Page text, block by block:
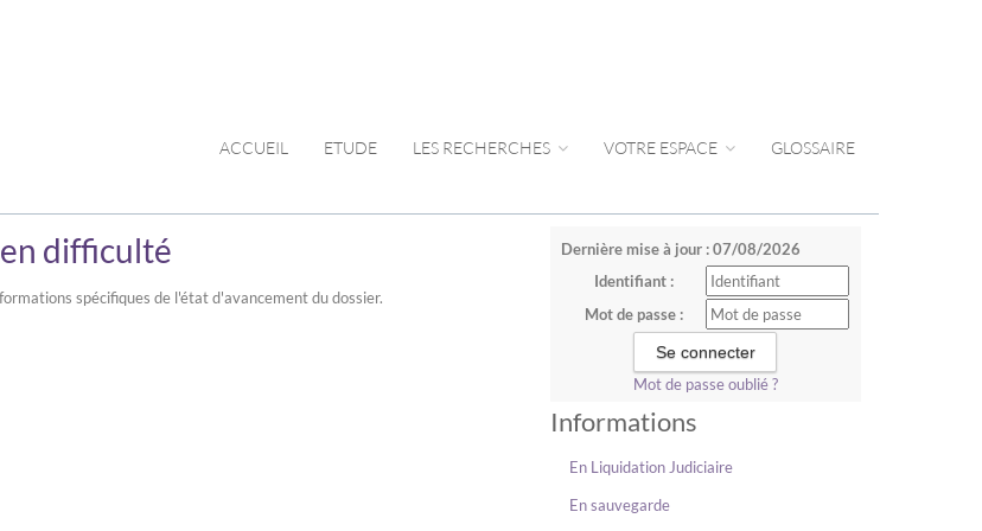
ACCUEIL ETUDE LES RECHERCHES VOTRE ESPACE GLOSSAIRE
Dernière mise à jour : 07/08/2026
Identifiant :
Mot de passe :
Mot de passe oublié ?
Informations
En Liquidation Judiciaire
En sauvegarde
difficulté
spécifiques de l'état d'avancement du dossier.